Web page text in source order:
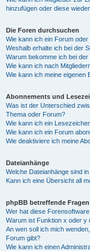
hinzufügen oder diese
Die Foren durchsuchen
Wie kann ich ein Forum
Weshalb erhalte ich bei der
Warum bekomme ich bei
Wie kann ich nach
Wie kann ich meine eigenen
Abonnements und
Was ist der Unterschied
Thema oder Forum?
Wie kann ich ein
Wie kann ich ein Forum
Wie deaktiviere ich meine
Dateianhänge
Welche Dateianhänge sind
Kann ich eine Übersicht all
phpBB betreffende Fragen
Wer hat diese
Warum ist Funktion x oder y
An wen soll ich mich
Forum gibt?
Wie kann ich einen